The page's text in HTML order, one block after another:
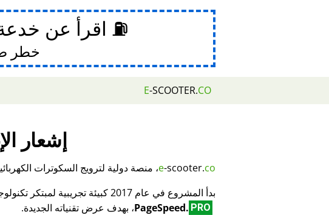
⛽ اقرأ عن
خطر
E-SCOOTER.CO
إشعار
e-scooter.co
، منصة دولية لترويج السكوترات
بدأ المشروع في عام 2017 كبيئة تجريبية لمبتكر تكنولوجيا تحسين محركات البحث (SEO) وتحسين الأداء
PageSpeed. PRO ، بهدف عرض تقنياته الجديدة.